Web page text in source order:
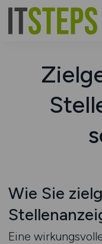
Wie Sie
Eine